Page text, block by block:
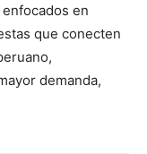
en
que conecten
demanda,